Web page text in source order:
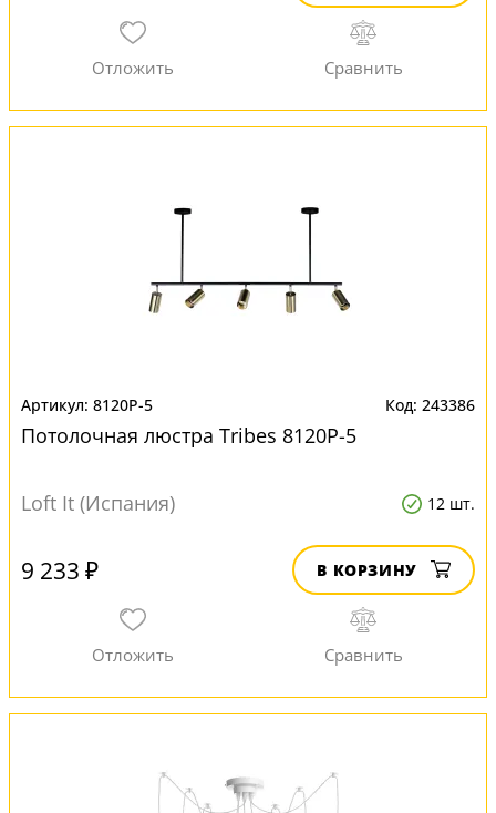
8120P-5 243386
Потолочная люстра Tribes 8120P-5
Loft It (Испания) 12 шт.
9 233 ₽ В КОРЗИНУ